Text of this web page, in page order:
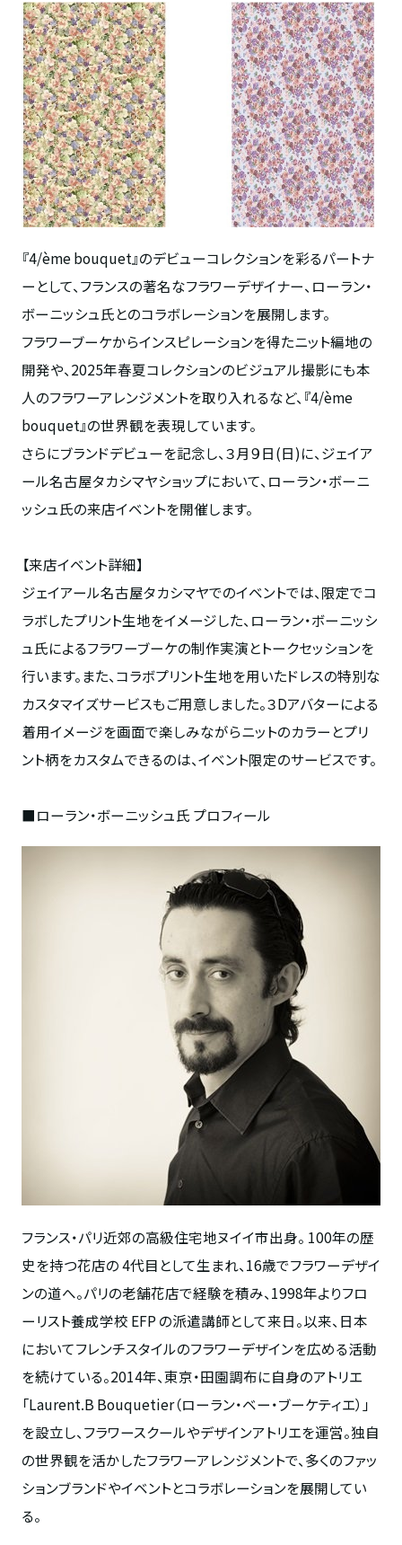
『4/ème bouquet』のデビューコレクションを彩るパートナ
ーとして、フランスの著名なフラワーデザイナー、ローラン・
ボーニッシュ氏とのコラボレーションを展開します。
フラワーブーケからインスピレーションを得たニット編地の
開発や、 2025年春夏コレクションのビジュアル撮影にも本
人のフラワーアレンジメントを取り入れるなど、『4/ème
bouquet』の世界観を表現しています。
さらにブランドデビューを記念し、３月９日(日)に、ジェイア
ール名古屋タカシマヤショップにおいて、ローラン・ボーニ
ッシュ氏の来店イベントを開催します。
【来店イベント詳細】
ジェイアール名古屋タカシマヤでのイベントでは、限定でコ
ラボしたプリント生地をイメージした、ローラン・ボーニッシ
ュ氏によるフラワーブーケの制作実演とトークセッションを
行います。また、コラボプリント生地を用いたドレスの特別な
カスタマイズサービスもご用意しました。３Dアバターによる
着用イメージを画面で楽しみながらニットのカラーとプリ
ント柄をカスタムできるのは、イベント限定のサービスです。
■ローラン・ボーニッシュ氏 プロフィール
フランス・パリ近郊の高級住宅地ヌイイ市出身。 100年の歴
史を持つ花店の4代目として生まれ、 16歳でフラワーデザイ
ンの道へ。パリの老舗花店で経験を積み、 1998年よりフロ
ーリスト養成学校 EFP の派遣講師として来日。以来、日本
においてフレンチスタイルのフラワーデザインを広める活動
を続けている。2014年、東京・田園調布に自身のアトリエ
「Laurent.B Bouquetier（ローラン・ベー・ブーケティエ）」
を設立し、フラワースクールやデザインアトリエを運営。独自
の世界観を活かしたフラワーアレンジメントで、多くのファッ
ションブランドやイベントとコラボレーションを展開してい
る。